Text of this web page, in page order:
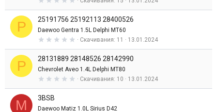
з
д
0
з
в
е
з
д
P 25191756 25192113 28400526
Daewoo Gentra 1.5L Delphi MT60
0
0
з
в
е
з
Скачивания 11 13.01.2024
P 28131889 28148526 28142990
Chevrolet Aveo 1.4L Delphi MT80
0
з
Скачивания 10 13.01.2024
M 3BSB
Daewoo Matiz 1.0L Sirius D42